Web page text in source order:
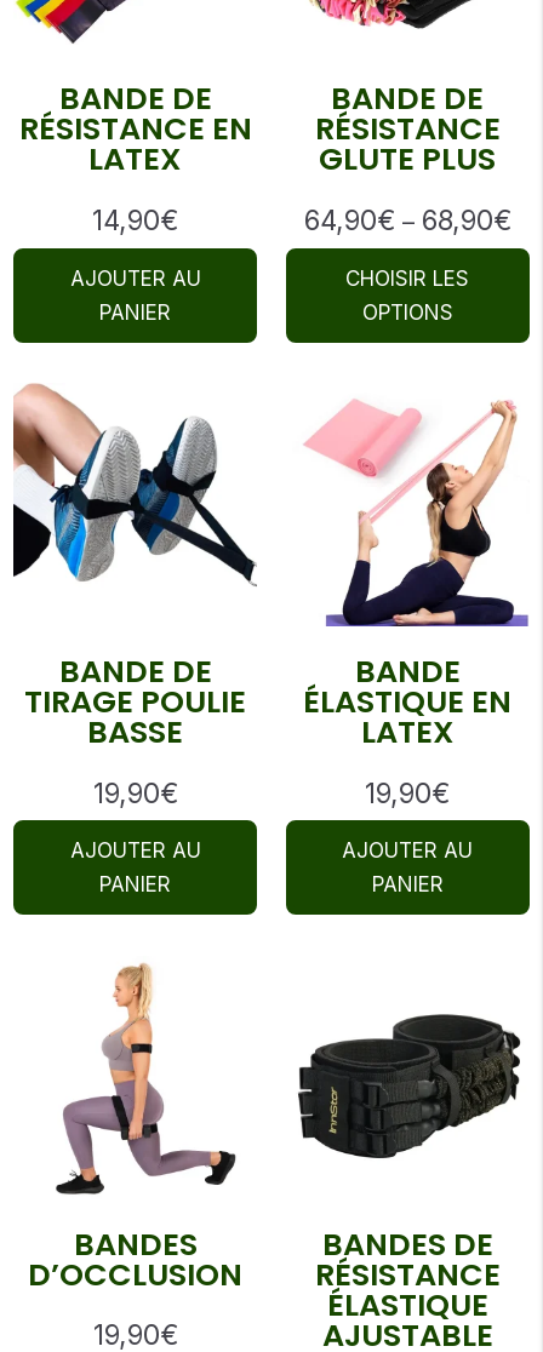
BANDE DE
RÉSISTANCE EN
LATEX
14,90€
AJOUTER AU
PANIER
BANDE DE
RÉSISTANCE
GLUTE PLUS
64,90€ – 68,90€
CHOISIR LES
OPTIONS
BANDE DE
TIRAGE POULIE
BASSE
19,90€
AJOUTER AU
PANIER
BANDE
ÉLASTIQUE EN
LATEX
19,90€
AJOUTER AU
PANIER
BANDES
D’OCCLUSION
19,90€
BANDES DE
RÉSISTANCE
ÉLASTIQUE
AJUSTABLE